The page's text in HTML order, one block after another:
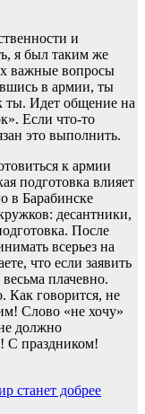
и
я был таким же
важные вопросы
в армии, ты
ты. Идет общение на
Если что-то
это выполнить.
к армии
подготовка влияет
в Барабинске
десантники,
После
всерьез на
что если заявить
плачевно.
Как говорится, не
Слово «не хочу»
должно
С праздником!
станет добрее